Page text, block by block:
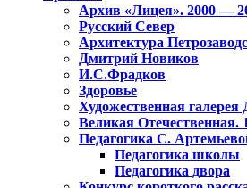
Архив «Лицея». 2000 —
Русский Север
Архитектура
Дмитрий Новиков
И.С.Фрадков
Здоровье
Художественная
Великая Отечественная.
Педагогика С.
Педагогика школы
Педагогика двора